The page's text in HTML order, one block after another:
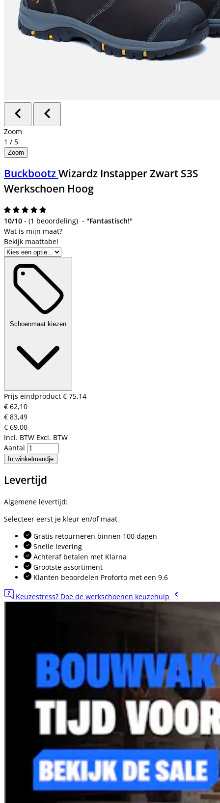
Zoom
1 / 5
Zoom
BuckbootzWizardz Instapper Zwart S3S
Werkschoen Hoog
10/10 - (1 beoordeling) - "Fantastisch!"
Bekijk maattabel
Schoenmaat kiezen
Prijs eindproduct € 75,14
€ 62,10
€ 83,49
€ 69,00
Incl. BTW Excl. BTW
Aantal
In winkelmandje
Levertijd
Algemene levertijd:
Selecteer eerst je kleur en/of maat
Gratis retourneren binnen 100 dagen
Snelle levering
Achteraf betalen met Klarna
Grootste assortiment
Klanten beoordelen Proforto met een 9.6
Keuzestress? Doe de werkschoenen keuzehulp